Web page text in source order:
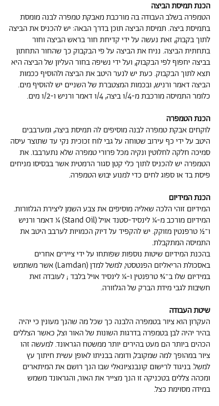
הכנת תמיסת הביצה
הטמפרה בשלב העבודה בה מורכבת מאבקת טמפרה לבנה מומסת
בתמיסת ביצה. תמיסת הביצה תוכן בדרך הבאה: יש להכניס את הביצה
לתוך בקבוק, זאת נעשה על ידי קדיחת חור בראש הביצה וחור
בתחתית הביצה. נניח את הביצה על פי הבקבוק כך שהחור התחתון
בביצה יחפוף לפי הבקבוק, ועל ידי נשיפה בחור העליון של הביצה היא
תצא לתוך הבקבוק. כעת יש לנער היטב את הביצה ולהוסיף ככמות
הביצה דאמר ורניש, ובכמות המצטברת של השניים יש להוסיף מים.
כלומר התמיסה מורכבת מ-1/4 ביצה, 1/4 דאמר ורניש ו-1/2 מים.
הכנת הטמפרה
לוקחים אבקת טמפרה לבנה מוסיפים לה תמיסת ביצה, ומערבבים
היטב על ידי כף עירוב שטוחה על גבי לוח זכוכית נקי עד שתוצר עיסה
סמיכה חלקה לחלוטין ונקיה מכל פרורי טמפרה שלא נתערבבו. את
הטמפרה יש להכניס לתוך כלי קטן סגור הרמטית אשר בבסיסו מניחים
פיסת בד או ספוג לחים כדי למנוע יבוש הטמפרה.
הכנת המידיום
המידיום זוהי הלכה שאליה מוסיפים את צבע השמן ליצירת הגלזורות.
המידיום מורכב מ-¼ לינסיד-סטנד אויל (Stand Oil) ¼ דאמר ורניש
ו־½ טרפנטין מזוקק. יש להקפיד על דיוק הכמויות לערבב היטב את
התמיסה המתקבלת.
בהכנת המידיום שיטות נוספות שפותחו על ידי ציירים אחרים
באסכולת הריאליזם הפנטסטי, למשל למדן (Lamdan) אשר משתמש
במידיום שלו ב־¾ טרפנטין ו-¼ לינסיד אויל בלבד ; לעובדה זאת
חשיבות לגבי מידת הברק של הגלזורה.
שיטת העבודה
העקרון הוא ציור בטמפרה הלבנה כך שכל מה שהנך מעונין כי יהיה
בהיר יהיה לבן בטמפרה בדרגות השונות של האור וצל, כאשר הצללים
הכהים ביותר הם מעט בהירים יותר ממשטח הגראונד. למעשה זהו
ציור במהופך למה שמקובל, ודומה בבניתו לאופן עשית חיתוך עץ
למשל. בניגוד לרישום קונבנציונאלי שבו הנך רושם את המיתארים
ומכהה צללים בטכניקה זו הנך מצייר את האור, והגראונד משמש
במידה מסוימת כצל.